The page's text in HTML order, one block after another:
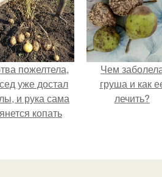
пожелтела,
уже достал
и рука сама
копать
Чем
груша и как
лечить?